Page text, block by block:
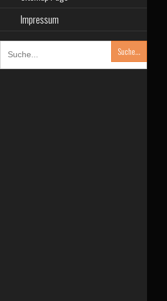
Impressum
SEARCH
FOR: